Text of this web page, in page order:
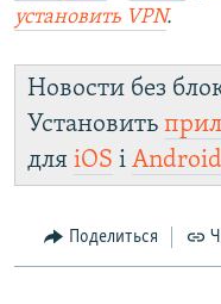
установить VPN.
Новости без
Установить
для iOS і Android
Поделиться